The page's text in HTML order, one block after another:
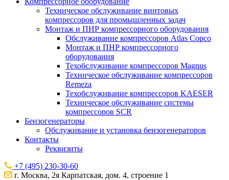
Техническое обслуживание винтовых
компрессоров для промышленных задач
Монтаж и ПНР компрессорного оборудования
Обслуживание компрессоров Atlas Copco
Монтаж и ПНР компрессорного
оборудования
Техобслуживание компрессоров Magnus
Техническое обслуживание компрессоров
Remeza
Техобслуживание компрессоров KAESER
Техническое обслуживание системы
компрессоров SCR
Бензогенераторы
Обслуживание и установка бензогенераторов
Контакты
Реквизиты
+7 (495) 230-30-60
г. Москва, 2я Карпатская, дом. 4, строение 1